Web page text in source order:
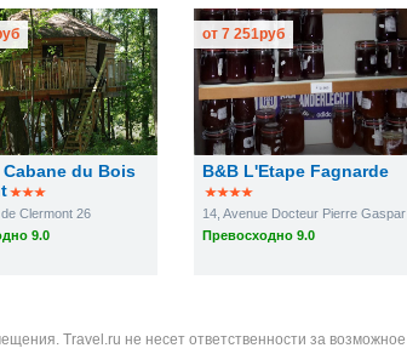
Cabane du Bois
Clermont 26
9.0
B&B L'Etape Fagnarde
14, Avenue Docteur Pierre Gaspar
Превосходно 9.0
от7 251руб
Travel.ru не несет ответственности за возможное